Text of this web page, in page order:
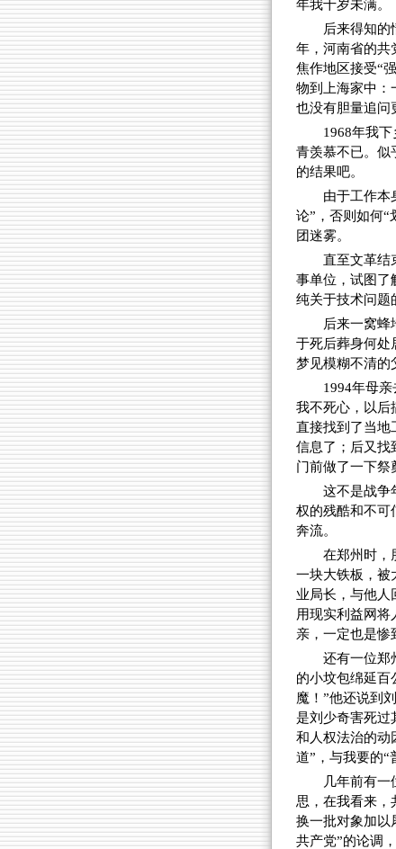
年我十岁未满。
后来得知的
年，河南省的共
焦作地区接受“
物到上海家中：
也没有胆量追问
1968年我
青羡慕不已。似
的结果吧。
由于工作本
论”，否则如何“
团迷雾。
直至文革结
事单位，试图了
纯关于技术问题
后来一窝蜂
于死后葬身何处
梦见模糊不清的
1994年母
我不死心，以后
直接找到了当地
信息了；后又找
门前做了一下祭
这不是战争
权的残酷和不可
奔流。
在郑州时，
一块大铁板，被
业局长，与他人
用现实利益网
亲，一定也是惨
还有一位郑
的小坟包绵延百
魔！”他还说到
是刘少奇害死过
和人权法治的动
道”，与我要的“
几年前有
思，在我看来，
换一批对象加以
共产党”的论调